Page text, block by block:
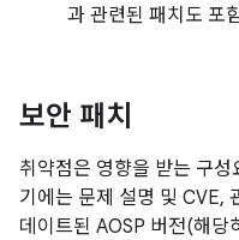
과 관련된 패치도 포
보안 패치
취약점은 영향을 받는 구
기에는 문제 설명 및 CVE,
데이트된 AOSP 버전(해당